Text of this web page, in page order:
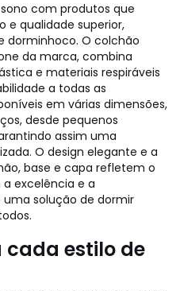
com produtos que
qualidade superior,
dorminhoco. O colchão
da marca, combina
e materiais respiráveis
a todas as
em várias dimensões,
desde pequenos
assim uma
O design elegante e a
base e capa refletem o
excelência e a
solução de dormir
estilo de